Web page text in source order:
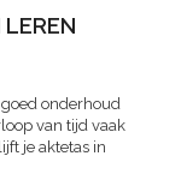
LEREN
onderhoud
van tijd vaak
je aktetas in